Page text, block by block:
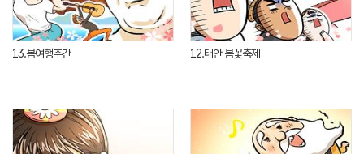
13.봄여행주간 12.태안 봄꽃축제